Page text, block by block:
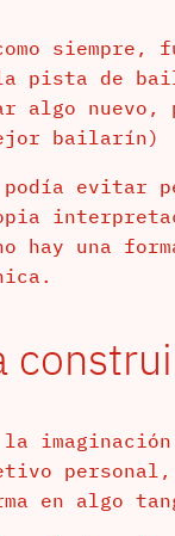
siempre,
pista de
algo
bailarín)
evitar
hay una
la
en algo